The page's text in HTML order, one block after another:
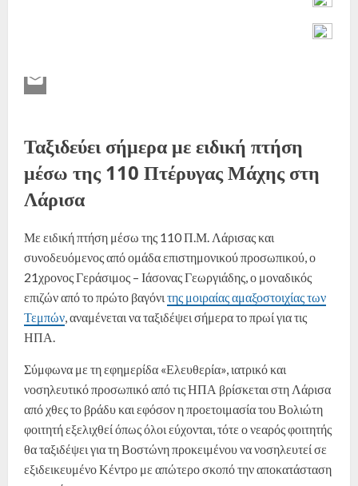
Ταξιδεύει σήμερα με ειδική πτήση
μέσω της 110 Πτέρυγας Μάχης στη
Λάρισα
Με ειδική πτήση μέσω της 110 Π.Μ. Λάρισας και
συνοδευόμενος από ομάδα επιστημονικού προσωπικού, ο
21χρονος Γεράσιμος – Ιάσονας Γεωργιάδης, ο μοναδικός
επιζών από το πρώτο βαγόνι της μοιραίας αμαξοστοιχίας των
Τεμπών, αναμένεται να ταξιδέψει σήμερα το πρωί για τις
ΗΠΑ.
Σύμφωνα με τη εφημερίδα «Ελευθερία», ιατρικό και
νοσηλευτικό προσωπικό από τις ΗΠΑ βρίσκεται στη Λάρισα
από χθες το βράδυ και εφόσον η προετοιμασία του Βολιώτη
φοιτητή εξελιχθεί όπως όλοι εύχονται, τότε ο νεαρός φοιτητής
θα ταξιδέψει για τη Βοστώνη προκειμένου να νοσηλευτεί σε
εξιδεικευμένο Κέντρο με απώτερο σκοπό την αποκατάσταση